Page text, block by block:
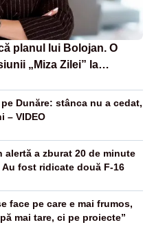
planul lui Bolojan. O
„Miza Zilei” la
Dunăre: stânca nu a cedat,
– VIDEO
alertă a zburat 20 de minute
fost ridicate două F-16
face pe care e mai frumos,
mai tare, ci pe proiecte”